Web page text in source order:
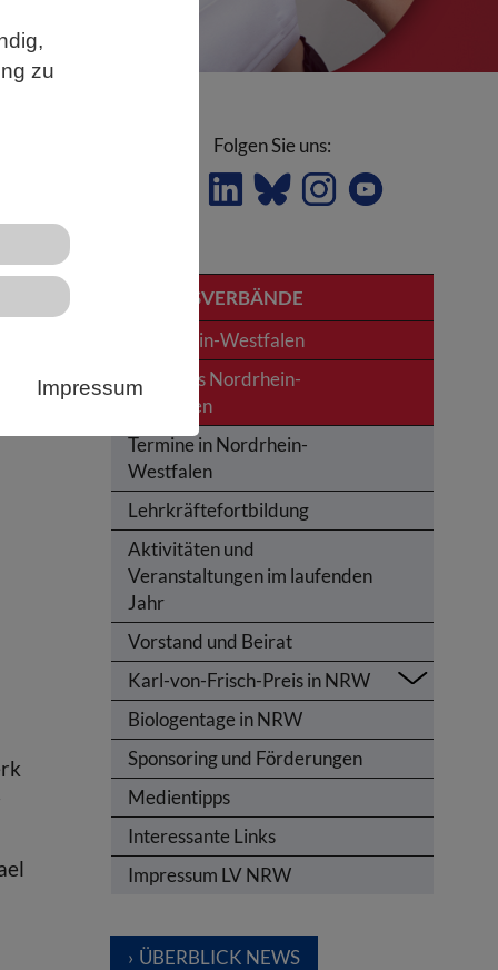
zu
Impressum
Folgen Sie uns:
LANDESVERBÄNDE
Nordrhein-Westfalen
News aus Nordrhein-
Westfalen
Termine in Nordrhein-
Westfalen
Lehrkräftefortbildung
Aktivitäten und
Veranstaltungen im laufenden
Jahr
Vorstand und Beirat
Karl-von-Frisch-Preis in NRW
Biologentage in NRW
Sponsoring und Förderungen
Medientipps
Interessante Links
Impressum LV NRW
ÜBERBLICK NEWS